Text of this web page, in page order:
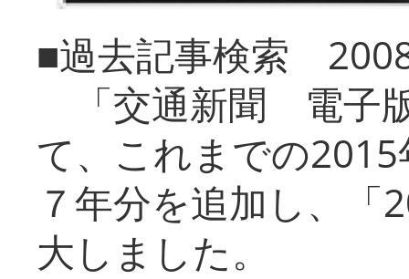
■過去記事検索
「交通新聞 電子
て、これまでの
７年分を追加し、「
大しまし